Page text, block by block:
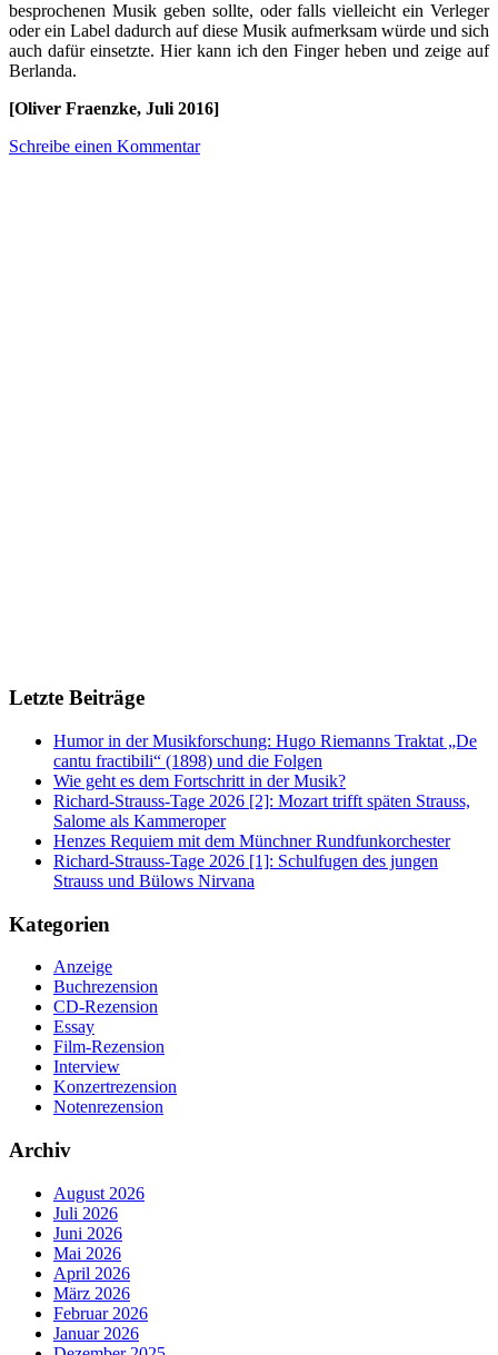
besprochenen Musik geben sollte, oder falls vielleicht ein Verleger
oder ein Label dadurch auf diese Musik aufmerksam würde und sich
auch dafür einsetzte. Hier kann ich den Finger heben und zeige auf
Berlanda.
[Oliver Fraenzke, Juli 2016]
Schreibe einen Kommentar
Letzte Beiträge
Humor in der Musikforschung: Hugo Riemanns Traktat „De
cantu fractibili“ (1898) und die Folgen
Wie geht es dem Fortschritt in der Musik?
Richard-Strauss-Tage 2026 [2]: Mozart trifft späten Strauss,
Salome als Kammeroper
Henzes Requiem mit dem Münchner Rundfunkorchester
Richard-Strauss-Tage 2026 [1]: Schulfugen des jungen
Strauss und Bülows Nirvana
Kategorien
Anzeige
Buchrezension
CD-Rezension
Essay
Film-Rezension
Interview
Konzertrezension
Notenrezension
Archiv
August 2026
Juli 2026
Juni 2026
Mai 2026
April 2026
März 2026
Februar 2026
Januar 2026